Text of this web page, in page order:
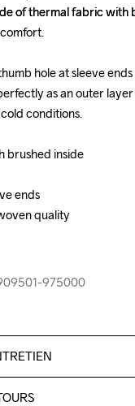
of thermal fabric with
hole at sleeve
as an outer layer
conditions.
brushed inside
ends
quality
975000
of thermal fabric with
hole at sleeve
as an outer layer
conditions.
brushed inside
ends
quality
975000